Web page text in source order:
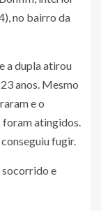
no bairro da
a dupla atirou
anos. Mesmo
e o
atingidos.
fugir.
e